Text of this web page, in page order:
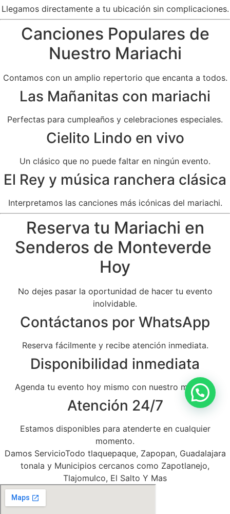
Llegamos directamente a tu ubicación sin complicaciones.
Canciones Populares de
Nuestro Mariachi
Contamos con un amplio repertorio que encanta a todos.
Las Mañanitas con mariachi
Perfectas para cumpleaños y celebraciones especiales.
Cielito Lindo en vivo
Un clásico que no puede faltar en ningún evento.
El Rey y música ranchera clásica
Interpretamos las canciones más icónicas del mariachi.
Reserva tu Mariachi en
Senderos de Monteverde
Hoy
No dejes pasar la oportunidad de hacer tu evento
inolvidable.
Contáctanos por WhatsApp
Reserva fácilmente y recibe atención inmediata.
Disponibilidad inmediata
Agenda tu evento hoy mismo con nuestro mariachi.
Atención 24/7
Estamos disponibles para atenderte en cualquier
momento.
Damos ServicioTodo tlaquepaque, Zapopan, Guadalajara
tonala y Municipios cercanos como Zapotlanejo,
Tlajomulco, El Salto Y Mas